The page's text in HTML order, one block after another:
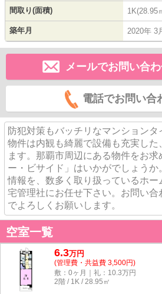
間取り(面積) 1K(28.95
築年月 2020年 3
メールでお問い合
電話でお問い合
防犯対策もバッチリなマンション
物件は内観も綺麗で設備も充実し
ます。那覇市周辺にある物件をお求
ー・ビサイド」はいかがでしょう
情報を、数多く取り扱っているホー
宅管理社にお任せ下さい。お問い合
でよろしくお願いします。
空室一覧
6.3万円
(管理費・共益費 3,500円)
敷：0ヶ月｜礼：10.3万円
2階 / 1K / 28.95㎡